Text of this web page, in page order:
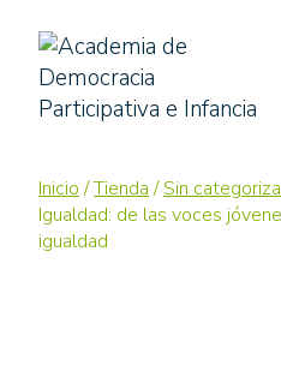
contenido
Inicio /Tienda / Sin
Igualdad: de las voces
igualdad